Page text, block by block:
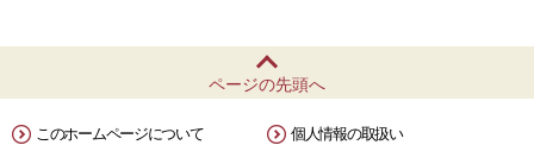
ページの先頭へ
このホームページについて 個人情報の取扱い